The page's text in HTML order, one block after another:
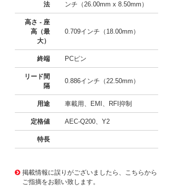
法
ンチ（26.00mm x 8.50mm）
高さ - 座
高（最
大）
0.709インチ（18.00mm）
終端 PCピン
リード間
隔
0.886インチ（22.50mm）
用途 車載用、EMI、RFI抑制
定格値 AEC-Q200、Y2
特長
掲載情報に誤りがございましたら、こちらから
ご指摘をお願い致します。